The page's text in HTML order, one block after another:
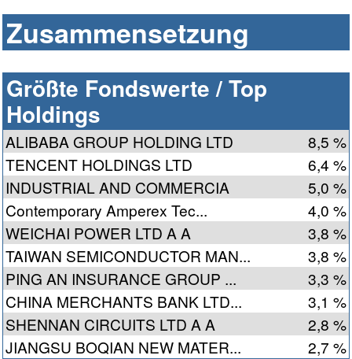
Zusammensetzung
Größte Fondswerte / Top
Holdings
ALIBABA GROUP HOLDING LTD
8,5 %
TENCENT HOLDINGS LTD
6,4 %
INDUSTRIAL AND COMMERCIA
5,0 %
Contemporary Amperex Tec...
4,0 %
WEICHAI POWER LTD A A
3,8 %
TAIWAN SEMICONDUCTOR MAN...
3,8 %
PING AN INSURANCE GROUP ...
3,3 %
CHINA MERCHANTS BANK LTD...
3,1 %
SHENNAN CIRCUITS LTD A A
2,8 %
JIANGSU BOQIAN NEW MATER...
2,7 %